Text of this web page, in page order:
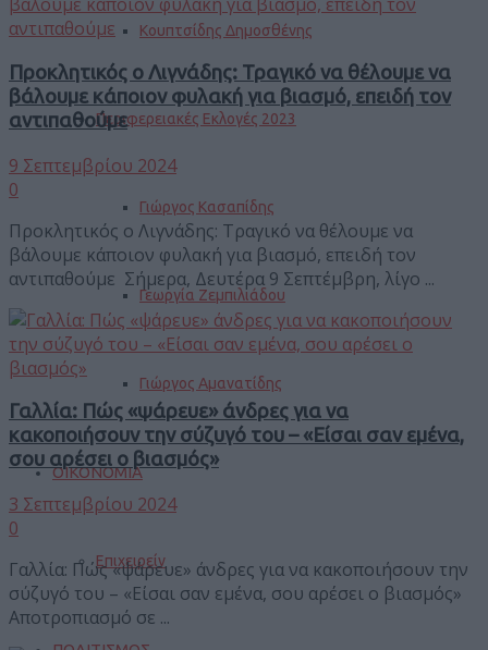
Κουπτσίδης Δημοσθένης
Περιφερειακές Εκλογές 2023
Γιώργος Κασαπίδης
Γεωργία Ζεμπιλιάδου
Γιώργος Αμανατίδης
ΟΙΚΟΝΟΜΙΑ
Επιχειρείν
Προκλητικός ο Λιγνάδης: Τραγικό να θέλουμε να
βάλουμε κάποιον φυλακή για βιασμό, επειδή τον
αντιπαθούμε
9 Σεπτεμβρίου 2024
0
Προκλητικός ο Λιγνάδης: Τραγικό να θέλουμε να
βάλουμε κάποιον φυλακή για βιασμό, επειδή τον
αντιπαθούμε Σήμερα, Δευτέρα 9 Σεπτέμβρη, λίγο ...
Γαλλία: Πώς «ψάρευε» άνδρες για να
κακοποιήσουν την σύζυγό του – «Είσαι σαν εμένα,
σου αρέσει ο βιασμός»
3 Σεπτεμβρίου 2024
0
Γαλλία: Πώς «ψάρευε» άνδρες για να κακοποιήσουν την
σύζυγό του – «Είσαι σαν εμένα, σου αρέσει ο βιασμός»
Αποτροπιασμό σε ...